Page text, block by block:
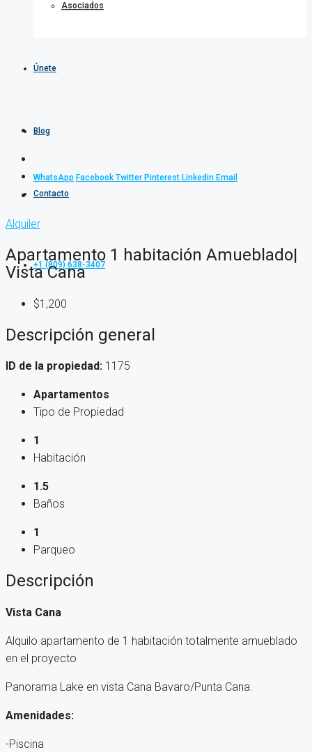
Asociados
Únete
Blog
Contacto
+1 (809) 638-3407
WhatsApp Facebook Twitter Pinterest Linkedin Email
Alquiler
Apartamento 1 habitación Amueblado|
Vista Cana
$1,200
Descripción general
ID de la propiedad: 1175
Apartamentos
Tipo de Propiedad
1
Habitación
1.5
Baños
1
Parqueo
Descripción
Vista Cana
Alquilo apartamento de 1 habitación totalmente amueblado
en el proyecto
Panorama Lake en vista Cana Bavaro/Punta Cana.
Amenidades:
-Piscina